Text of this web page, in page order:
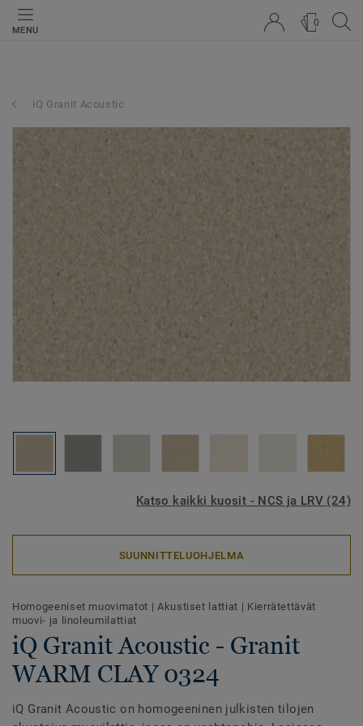
MENU
0
iQ Granit Acoustic
Katso kaikki kuosit - NCS ja LRV (24)
SUUNNITTELUOHJELMA
Homogeeniset muovimatot | Akustiset lattiat | Kierrätettävät
muovi- ja linoleumilattiat
iQ Granit Acoustic - Granit
WARM CLAY 0324
iQ Granit Acoustic on homogeeninen julkisten tilojen